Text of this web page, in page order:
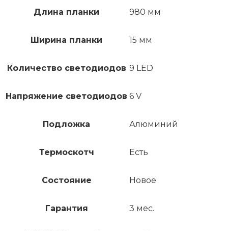
Длина планки 980 мм
Ширина планки 15 мм
Количество светодиодов 9 LED
Напряжение светодиодов 6 V
Подложка Алюминий
Термоскотч Есть
Состояние Новое
Гарантия 3 мес.